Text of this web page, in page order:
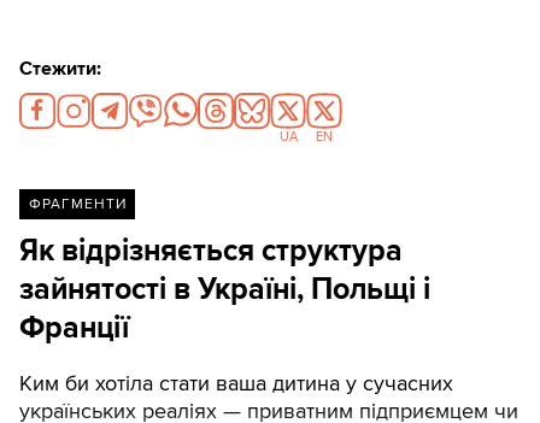
Стежити:
UA EN
ФРАГМЕНТИ
Як відрізняється структура
зайнятості в Україні, Польщі і
Франції
Ким би хотіла стати ваша дитина у сучасних
українських реаліях — приватним підприємцем чи